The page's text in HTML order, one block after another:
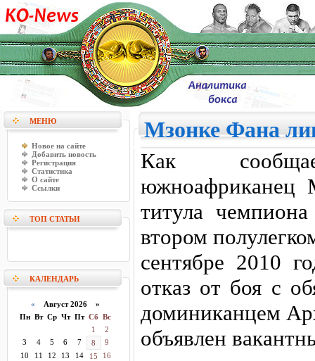
МЕНЮ
Новое на сайте
Добавить новость
Регистрация
Статистика
О сайте
Ссылки
ТОП СТАТЬИ
КАЛЕНДАРЬ
« Август 2026 »
Пн Вт Ср Чт Пт Сб Вс
1
2
3
4 5 6 7 8
9
10
11 12 13 14 15
16
Мзонке Фана
Как
южноафриканец
титула
втором
сентябре 2010
отказ от боя с
доминиканцем
объявлен